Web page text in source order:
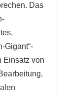
Das
Gigant“-
Einsatz von